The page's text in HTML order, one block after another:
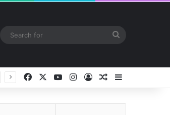
Random Article
Facebook YouTubeInstagram
Log InRandom Article